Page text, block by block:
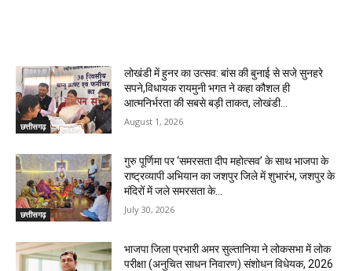
छत्तीसगढ़
लोखंडी में हुनर का उत्सव: बांस की बुनाई से सजे सुनहरे
सपने,विधायक रायमुनी भगत ने कहा कौशल ही
आत्मनिर्भरता की सबसे बड़ी ताकत, लोखंडी...
August 1, 2026
छत्तीसगढ़
गुरु पूर्णिमा पर ‘समरसता दीप महोत्सव’ के साथ भाजपा के
राष्ट्रव्यापी अभियान का जशपुर जिले में शुभारंभ, जशपुर के
मंदिरों में जले समरसता के...
July 30, 2026
भाजपा जिला प्रभारी अमर सुल्तानिया ने लोकसभा में लोक
परीक्षा (अनुचित साधन निवारण) संशोधन विधेयक, 2026